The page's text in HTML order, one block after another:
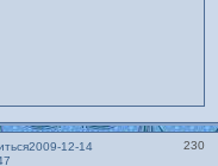
230
2009-12-14